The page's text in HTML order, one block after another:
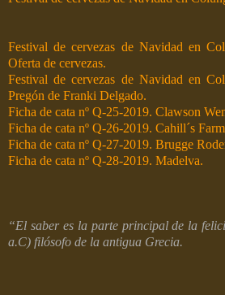
Festival de cervezas de Navidad en
Oferta de cervezas.
Festival de cervezas de Navidad en
Pregón de Franki Delgado.
Ficha de cata nº Q-25-2019. Clawson
Ficha de cata nº Q-26-2019. Cahill´s
Ficha de cata nº Q-27-2019. Brugge
Ficha de cata nº Q-28-2019. Madelva.
“El saber es la parte principal de la
a.C) filósofo de la antigua Grecia.